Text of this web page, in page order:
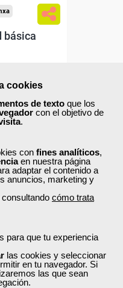
cookies
de texto que los
con el objetivo de
.
con fines analíticos,
en nuestra página
adaptar el contenido a
anuncios, marketing y
cómo trata
para que tu experiencia
las cookies y seleccionar
en tu navegador. Si
las que sean
básica
)